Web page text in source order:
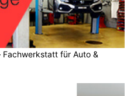
Fachwerkstatt für Auto &